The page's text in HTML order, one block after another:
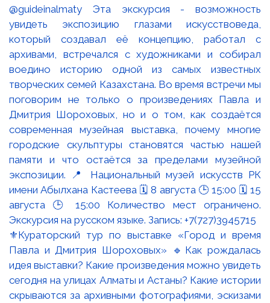
⚜️Кураторский тур по выставке «Город и время
Павла и Дмитрия Шороховых» 🔹Как рождалась
идея выставки? Какие произведения можно увидеть
сегодня на улицах Алматы и Астаны? Какие истории
скрываются за архивными фотографиями, эскизами